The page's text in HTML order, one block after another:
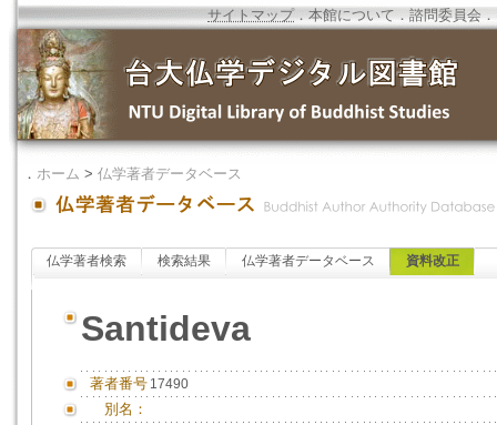
サイトマップ．本館について ．諮問委員会 ．
． ホーム > 仏学著者データベース
仏学著者検索 検索結果 仏学著者データベース 資料改正
Santideva
著者番号 17490
別名：